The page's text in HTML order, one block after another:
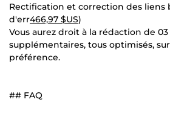
Rectification et correction des liens
d'err466,97 $US)
Vous aurez droit à la rédaction de
supplémentaires, tous optimisés,
préférence.
## FAQ